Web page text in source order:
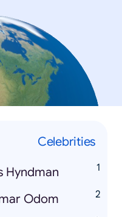
Celebrities
Hyndman
Odom